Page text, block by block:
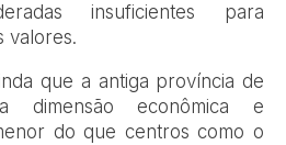
insuficientes para
valores.
que a antiga província de
dimensão econômica e
do que centros como o